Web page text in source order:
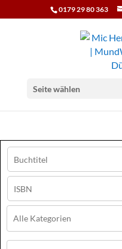
0179 29 80 363
Seite wählen